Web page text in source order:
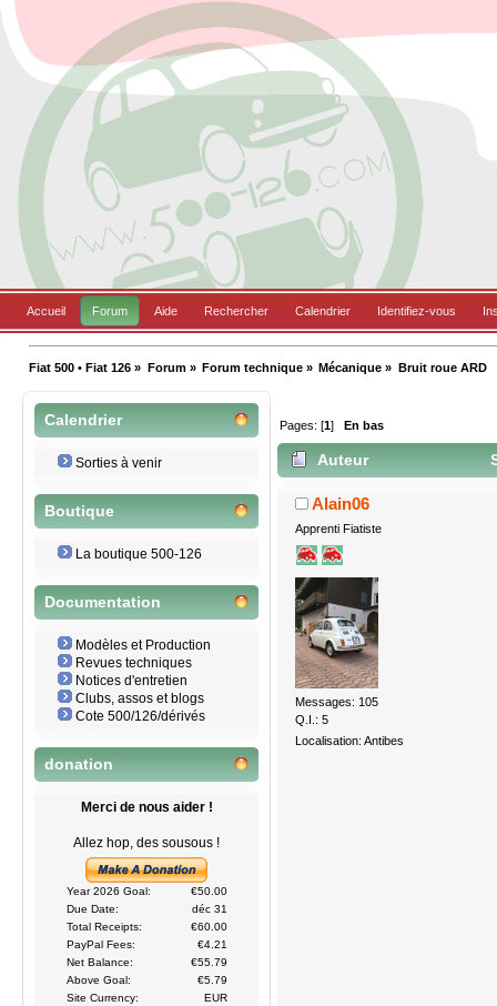
Accueil Forum Aide Rechercher Calendrier Identifiez-vous
Fiat 500 • Fiat 126 » Forum» Forum technique» Mécanique » Bruit roue ARD
Calendrier
Sorties à venir
Boutique
La boutique 500-126
Documentation
Modèles et Production
Revues techniques
Notices d'entretien
Clubs, assos et blogs
Cote 500/126/dérivés
donation
Merci de nous aider !
Allez hop, des sousous !
Year 2026 Goal:
€50.00
Due Date:
déc 31
Total Receipts:
€60.00
PayPal Fees:
€4.21
Net Balance:
€55.79
Above Goal:
€5.79
Site Currency:
EUR
Pages: [1] En bas
Auteur
Alain06
Apprenti Fiatiste
Messages: 105
Q.I.: 5
Localisation: Antibes